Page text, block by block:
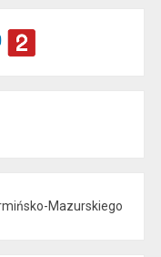
Mazurskiego